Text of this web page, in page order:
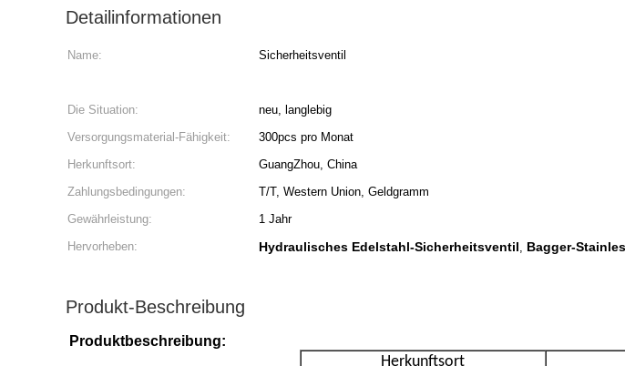
Detailinformationen
Name: Sicherheitsventil
Die Situation:
neu, langlebig
Versorgungsmaterial-Fähigkeit:
300pcs pro Monat
Herkunftsort:
GuangZhou, China
Zahlungsbedingungen:
T/T, Western Union, Geldgramm
Gewährleistung:
1 Jahr
Hervorheben:
Hydraulisches Edelstahl-Sicherheitsventil, Bagger-
Produkt-Beschreibung
Produktbeschreibung:
Herkunftsort